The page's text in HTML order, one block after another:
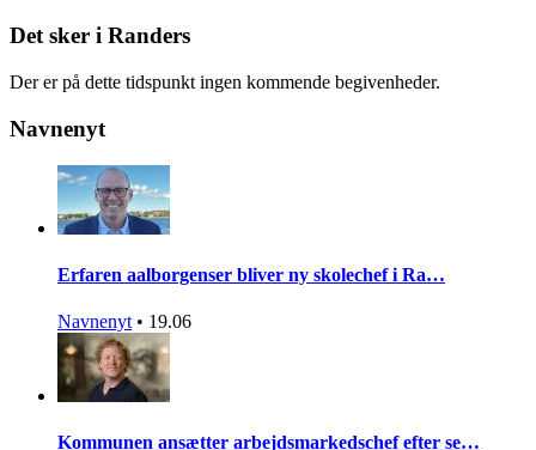
Det sker i Randers
Der er på dette tidspunkt ingen kommende begivenheder.
Navnenyt
Erfaren aalborgenser bliver ny skolechef i Ra…
Navnenyt • 19.06
Kommunen ansætter arbejdsmarkedschef efter se…